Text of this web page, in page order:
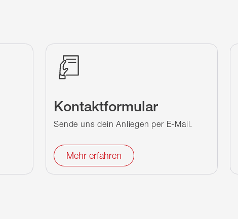
Kontaktformular
Sende uns dein Anliegen per E-Mail.
Mehr erfahren